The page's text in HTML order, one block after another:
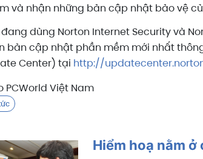
và nhận những bản cập nhật bảo vệ
đang dùng Norton Internet Security và
bản cập nhật phần mềm mới nhất
Center) tại http://
PCWorld Việt Nam
Hiểm hoạ nằm